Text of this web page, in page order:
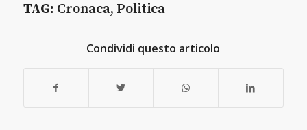
TAG: Cronaca, Politica
Condividi questo articolo